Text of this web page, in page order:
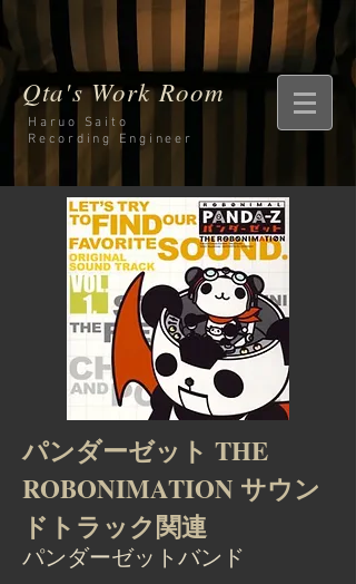
Qta's Work Room
Haruo Saito
Recording Engineer
パンダーゼット THE
ROBONIMATION サウン
ドトラック関連
パンダーゼットバンド